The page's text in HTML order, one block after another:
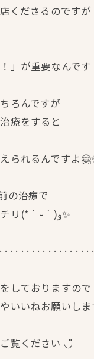
くださるのですが
」が重要なんです
ろんですが
療をすると
られるんですよ
の治療で
大事な日はバッチリ(* ｰ̀ ֊ ｰ́ )و✨
しておりますので
いいねお願いし
覧ください ◡̈